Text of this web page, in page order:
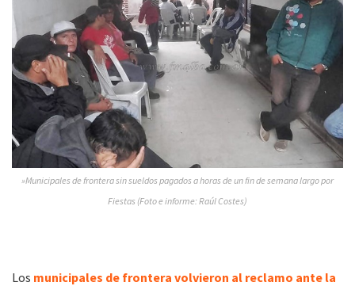
»Municipales de frontera sin sueldos pagados a horas de un fin de semana largo por
Fiestas (Foto e informe: Raúl Costes)
Los municipales de frontera volvieron al reclamo ante la